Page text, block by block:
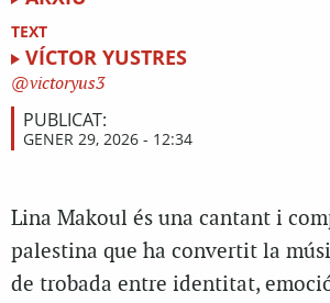
TEXT
VÍCTOR YUSTRES
victoryus3
PUBLICAT:
GENER 29, 2026 - 12:34
Lina Makoul és una cantant i
palestina que ha convertit la
de trobada entre identitat,